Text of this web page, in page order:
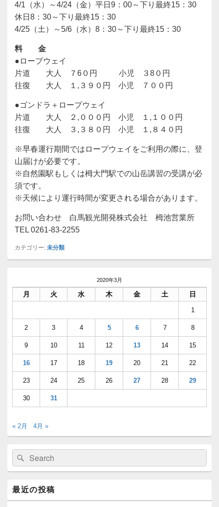
4/1（水）～4/24（金）平日9：00～下り最終15：30
休日8：30～下り最終15：30
4/25（土）～5/6（水）8：30～下り最終15：30
料 金
●ロープウェイ
片道 大人 ７6０円 小児 ３8０円
往復 大人 １,３９０円 小児 ７００円
●ゴンドラ＋ロープウェイ
片道 大人 ２,０００円 小児 １,１００円
往復 大人 ３,３８０円 小児 １,８４０円
※早春運行期間ではロープウェイをご利用の際に、登
山届けが必要です。
※自然園駅もしくは栂大門駅での山岳講習の受講が必
須です。
※天候により運行時間が変更される場合があります。
お問い合わせ 白馬観光開発株式会社 栂池営業所
TEL 0261-83-2255
カテゴリー: 未分類
ン
2020年3月
月 火 水 木 金 土 日
1
2 3 4 5 6 7 8
9 10 11 12 13 14 15
16 17 18 19 20 21 22
23 24 25 26 27 28 29
30 31
« 2月 4月 »
検
索:
検
索
最近の投稿